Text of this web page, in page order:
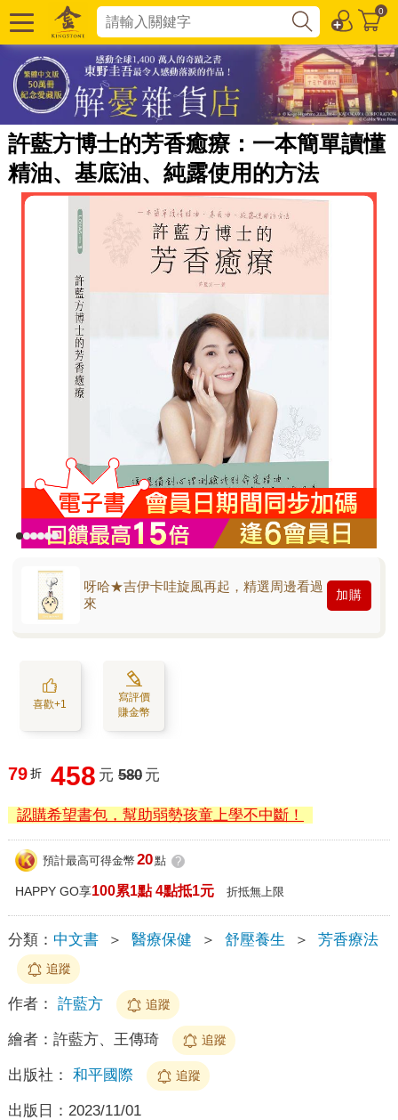
0
許藍方博士的芳香癒療：一本簡單讀懂
精油、基底油、純露使用的方法
呀哈★吉伊卡哇旋風再起，精選周邊看過
來
加購
喜歡+1
寫評價
賺金幣
79 折 458 元 580 元
認購希望書包，幫助弱勢孩童上學不中斷！
預計最高可得金幣 20點 ?
HAPPY GO享100累1點 4點抵1元 折抵無上限
分類： 中文書 ＞ 醫療保健 ＞ 舒壓養生 ＞ 芳香療法
追蹤
作者： 許藍方 追蹤
繪者： 許藍方、王傳琦 追蹤
出版社： 和平國際 追蹤
出版日： 2023/11/01